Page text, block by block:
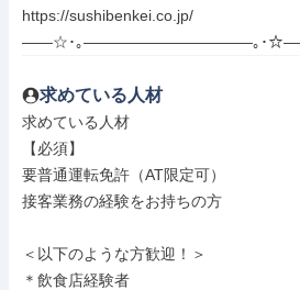
https://sushibenkei.co.jp/
――☆･｡―――――――――――｡･
求めている人材
求めている人材
【必須】
要普通運転免許（AT限定可）
接客業務の経験をお持ちの方
＜以下のような方歓迎！＞
＊飲食店経験者